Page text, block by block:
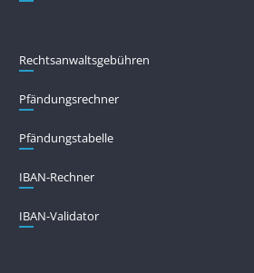
Rechtsanwaltsgebühren
Pfändungs­rechner
Pfändungs­tabelle
IBAN-Rechner
IBAN-Validator